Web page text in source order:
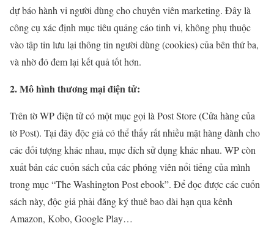
dự báo hành vi người dùng cho chuyên viên marketing. Đây là
công cụ xác định mục tiêu quảng cáo tinh vi, không phụ thuộc
vào tập tin lưu lại thông tin người dùng (cookies) của bên thứ ba,
và nhờ đó đem lại kết quả tốt hơn.
2. Mô hình thương mại điện tử:
Trên tờ WP điện tử có một mục gọi là Post Store (Cửa hàng của
tờ Post). Tại đây độc giả có thể thấy rất nhiều mặt hàng dành cho
các đối tượng khác nhau, mục đích sử dụng khác nhau. WP còn
xuất bản các cuốn sách của các phóng viên nổi tiếng của mình
trong mục “The Washington Post ebook”. Để đọc được các cuốn
sách này, độc giả phải đăng ký thuê bao dài hạn qua kênh
Amazon, Kobo, Google Play…